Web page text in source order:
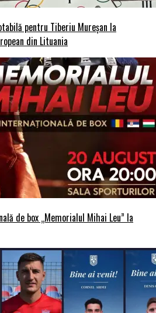
pentru Tiberiu Mureșan la
din Lituania
de box „Memorialul Mihai Leu” la